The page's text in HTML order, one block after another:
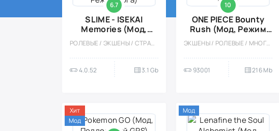
6.7
SLIME - ISEKAI
Memories (Мод,
Режим бога)
РОЛЕВЫЕ / ЭКШЕНЫ / СТРАТЕГИИ / АНИМЕ / МОД / ОДНОПОЛЬЗОВАТЕЛЬСКИЕ / БОЛЬШАЯ / 3D
4.0.52 3.1 Gb
10
ONE PIECE Bounty
Rush (Мод, Режим
бога)
ЭКШЕНЫ / РОЛЕВЫЕ / МНОГОПОЛЬЗОВАТЕЛЬСКАЯ / СОРЕВНОВАТЕЛЬНАЯ / АНИМЕ / СТИЛИЗАЦИЯ / МОД / ТАКТИЧЕСКИЕ / СТРАТЕГИИ / ДРАКИ
93001 216 Mb
Хит
Мод
Мод